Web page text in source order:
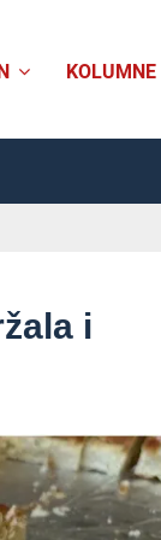
KOLUMNE
i